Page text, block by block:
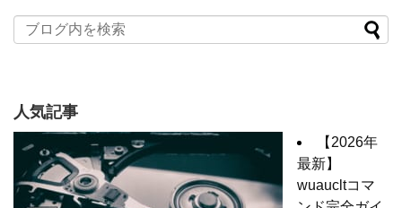
人気記事
【2026年
最新】
wuaucltコマ